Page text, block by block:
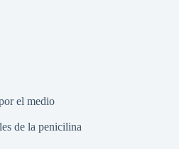
el medio
de la penicilina